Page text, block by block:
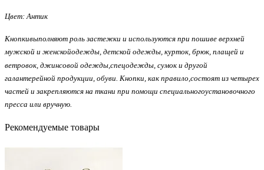
Цвет: Антик
Кнопкивыполняют роль застежки и используются при пошиве верхней
мужской и женскойодежды, детской одежды, курток, брюк, плащей и
ветровок, джинсовой одежды,спецодежды, сумок и другой
галантерейной продукции, обуви. Кнопки, как правило,состоят из четырех
частей и закрепляются на ткани при помощи специальногоустановочного
пресса или вручную.
Рекомендуемые товары